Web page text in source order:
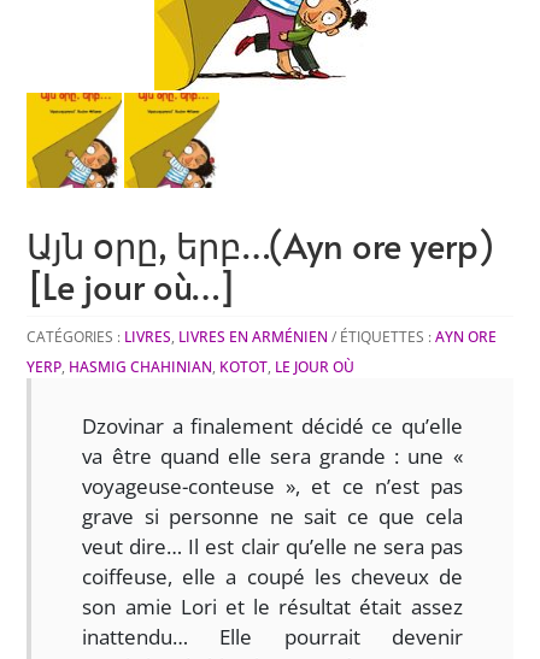
Այն օրը, երբ…(Ayn ore yerp)
[Le jour où…]
CATÉGORIES : LIVRES, LIVRES EN ARMÉNIEN ÉTIQUETTES :AYN ORE
YERP, HASMIG CHAHINIAN, KOTOT, LE JOUR OÙ
Dzovinar a finalement décidé ce qu’elle
va être quand elle sera grande : une «
voyageuse-conteuse », et ce n’est pas
grave si personne ne sait ce que cela
veut dire… Il est clair qu’elle ne sera pas
coiffeuse, elle a coupé les cheveux de
son amie Lori et le résultat était assez
inattendu… Elle pourrait devenir